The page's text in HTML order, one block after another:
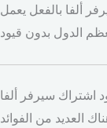
ألفا بالفعل يعمل
اشتراك سيرفر ألفا